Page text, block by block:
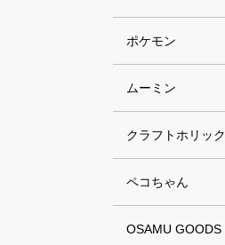
ポケモン
ムーミン
クラフトホリック
ペコちゃん
OSAMU GOODS